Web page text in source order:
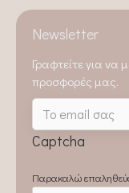
Newsletter
Γραφτείτε για να
προσφορές μας.
Captcha
Παρακαλώ